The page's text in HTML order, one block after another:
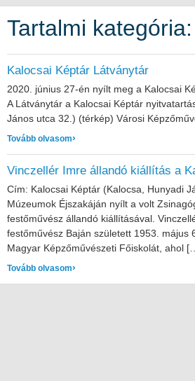
Tartalmi
Kalocsai Képtár Látványtár
2020. június 27-én nyílt meg a Kalocsai
A Látványtár a Kalocsai Képtár
János utca 32.) (térkép) Városi
Tovább olvasom: Kalocsai Képtár Látványtár
Vinczellér Imre állandó kiállítás a
Cím: Kalocsai Képtár (Kalocsa, Hunyadi
Múzeumok Éjszakáján nyílt a volt
festőművész állandó kiállításával.
festőművész Baján született 1953. május
Magyar Képzőművészeti Főiskolát, ahol
Tovább olvasom: Vinczellér Imre állandó